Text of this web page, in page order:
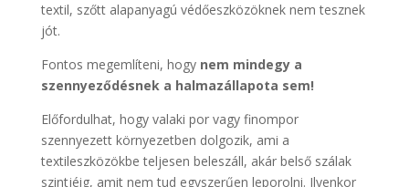
textil, szőtt alapanyagú védőeszközöknek nem tesznek
jót.
Fontos megemlíteni, hogy nem mindegy a
szennyeződésnek a halmazállapota sem!
Előfordulhat, hogy valaki por vagy finompor
szennyezett környezetben dolgozik, ami a
textileszközökbe teljesen beleszáll, akár belső szálak
szintjéig, amit nem tud egyszerűen leporolni. Ilyenkor